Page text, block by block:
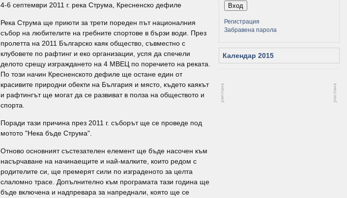
4-6 септември 2011 г. река Струма, Кресненско дефиле
Река Струма ще приюти за трети пореден път националния
събор на любителите на гребните спортове в бързи води. През
пролетта на 2011 Българско каяк общество, съвместно с
клубовете по рафтинг и еко организации, успя да спечели
делото срещу изграждането на 4 МВЕЦ по поречието на реката.
По този начин Кресненското дефиле ще остане един от
красивите природни обекти на България и място, където каякът
и рафтингът ще могат да се развиват в полза на обществото и
спорта.
Поради тази причина през 2011 г. съборът ще се проведе под
мотото "Нека бъде Струма".
Отново основният състезателен елемент ще бъде насочен към
насърчаване на начинаещите и най-малките, които редом с
родителите си, ще премерят сили по изграденото за целта
слаломно трасе. Допълнително към програмата тази година ще
бъде включена и надпревара за напреднали, която ще се
Регистрация
Забравена парола
Календар 2015